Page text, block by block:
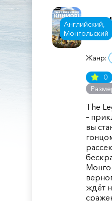
Английский,
Монгольский
The
of
Жанр:
0
The
–
вы
ждёт